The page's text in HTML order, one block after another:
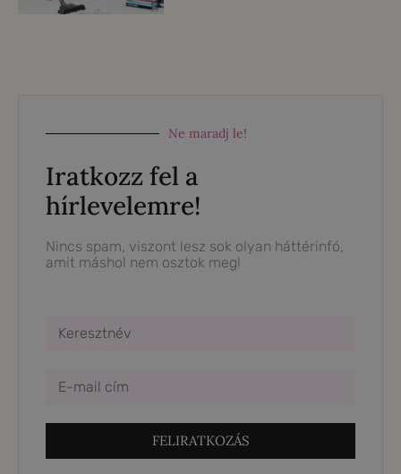
Ne maradj le!
Iratkozz fel a
hírlevelemre!
Nincs spam, viszont lesz sok olyan háttérinfó,
amit máshol nem osztok meg!
FELIRATKOZÁS